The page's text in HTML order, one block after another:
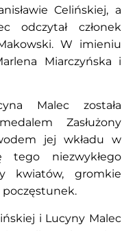
Celińskiej, a
odczytał członek
W imieniu
Miarczyńska i
Malec została
Zasłużony
jej wkładu w
tego niezwykłego
kwiatów, gromkie
poczęstunek.
i Lucyny Malec